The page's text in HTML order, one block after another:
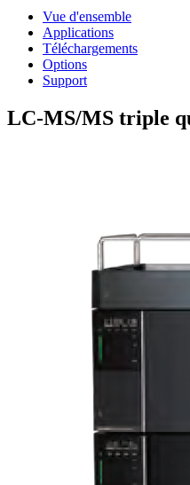
Vue d'ensemble
Applications
Téléchargements
Options
Support
LC-MS/MS triple